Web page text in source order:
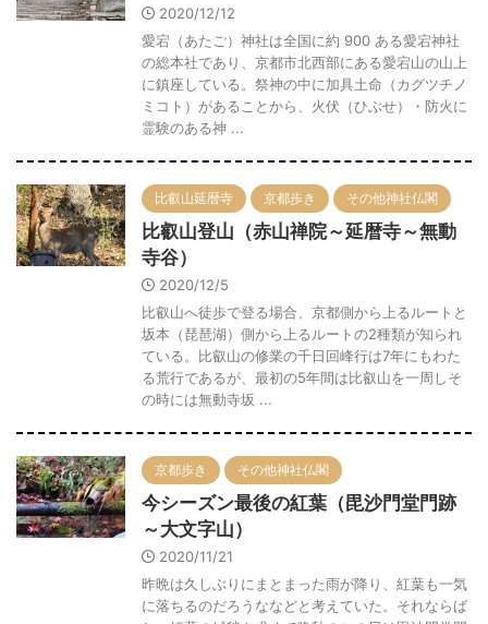
2020/12/12
愛宕（あたご）神社は全国に約 900 ある愛宕神社
の総本社であり、京都市北西部にある愛宕山の山上
に鎮座している。祭神の中に加具土命（カグツチノ
ミコト）があることから、火伏（ひぶせ）・防火に
霊験のある神 ...
比叡山延暦寺 京都歩き その他神社仏閣
比叡山登山（赤山禅院～延暦寺～無動
寺谷）
2020/12/5
比叡山へ徒歩で登る場合、京都側から上るルートと
坂本（琵琶湖）側から上るルートの2種類が知られ
ている。比叡山の修業の千日回峰行は7年にもわた
る荒行であるが、最初の5年間は比叡山を一周しそ
の時には無動寺坂 ...
京都歩き その他神社仏閣
今シーズン最後の紅葉（毘沙門堂門跡
～大文字山）
2020/11/21
昨晩は久しぶりにまとまった雨が降り、紅葉も一気
に落ちるのだろうななどと考えていた。それならば